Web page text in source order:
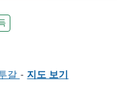
갈 - 지도 보기